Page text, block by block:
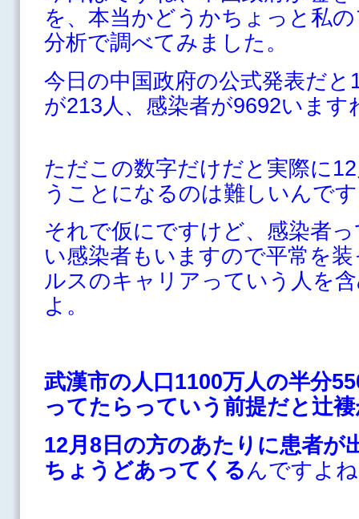
を、本当かどうかちょっと私
分析で調べてみました。
今日の中国政府の公式発表だ
が213人、感染者が9692います
ただこの数字だけだと実際に
うことになるのは難しいんで
それで仮にですけど、感染者
い感染者もいますので平常を
ルスのキャリアっていう人を
よ。
武漢市の人口1100万人の半分
ってたらっていう前提だと辻
12月8日の方のあたりに患者が
ちょうどあってくるんですよ